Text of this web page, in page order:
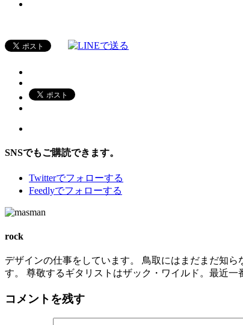
SNSでもご購読できます。
Twitterでフォローする
Feedlyでフォローする
rock
デザインの仕事をしています。 鳥取にはまだまだ知
す。 尊敬するギタリストはザック・ワイルド。最近一
コメントを残す